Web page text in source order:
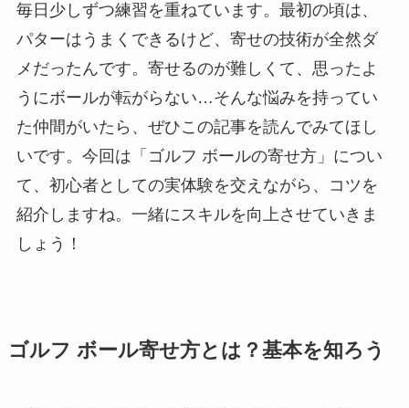
毎日少しずつ練習を重ねています。最初の頃は、
パターはうまくできるけど、寄せの技術が全然ダ
メだったんです。寄せるのが難しくて、思ったよ
うにボールが転がらない…そんな悩みを持ってい
た仲間がいたら、ぜひこの記事を読んでみてほし
いです。今回は「ゴルフ ボールの寄せ方」につい
て、初心者としての実体験を交えながら、コツを
紹介しますね。一緒にスキルを向上させていきま
しょう！
ゴルフ ボール寄せ方とは？基本を知ろう